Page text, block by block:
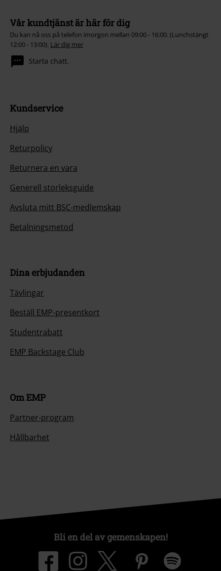
Vår kundtjänst är här för dig
Du kan nå oss på telefon imorgon mellan 09:00 - 16:00. (Lunchstängt
12:00 - 13:00). Lär dig mer
Starta chatt.
Kundservice
Hjälp
Returpolicy
Returnera en vara
Generell storleksguide
Avsluta mitt BSC-medlemskap
Betalningsmetod
Dina erbjudanden
Tävlingar
Beställ EMP-presentkort
Studentrabatt
EMP Backstage Club
Om EMP
Partner-program
Hållbarhet
Bli en del av gemenskapen!